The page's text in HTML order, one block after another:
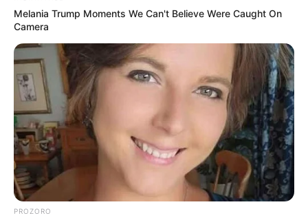
ГАРЯЧI ПОДІЇ
В Ужгороді обвалилася аварійна
огорожа колишнього м’ясокомбінату
11.02.2021
Melania Trump Moments We Can't Believe Were Caught On
Camera
PROZORO